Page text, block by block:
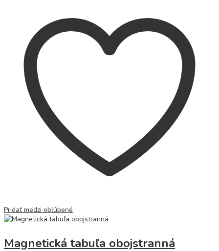
Pridať medzi obľúbené
Magnetická tabuľa obojstranná